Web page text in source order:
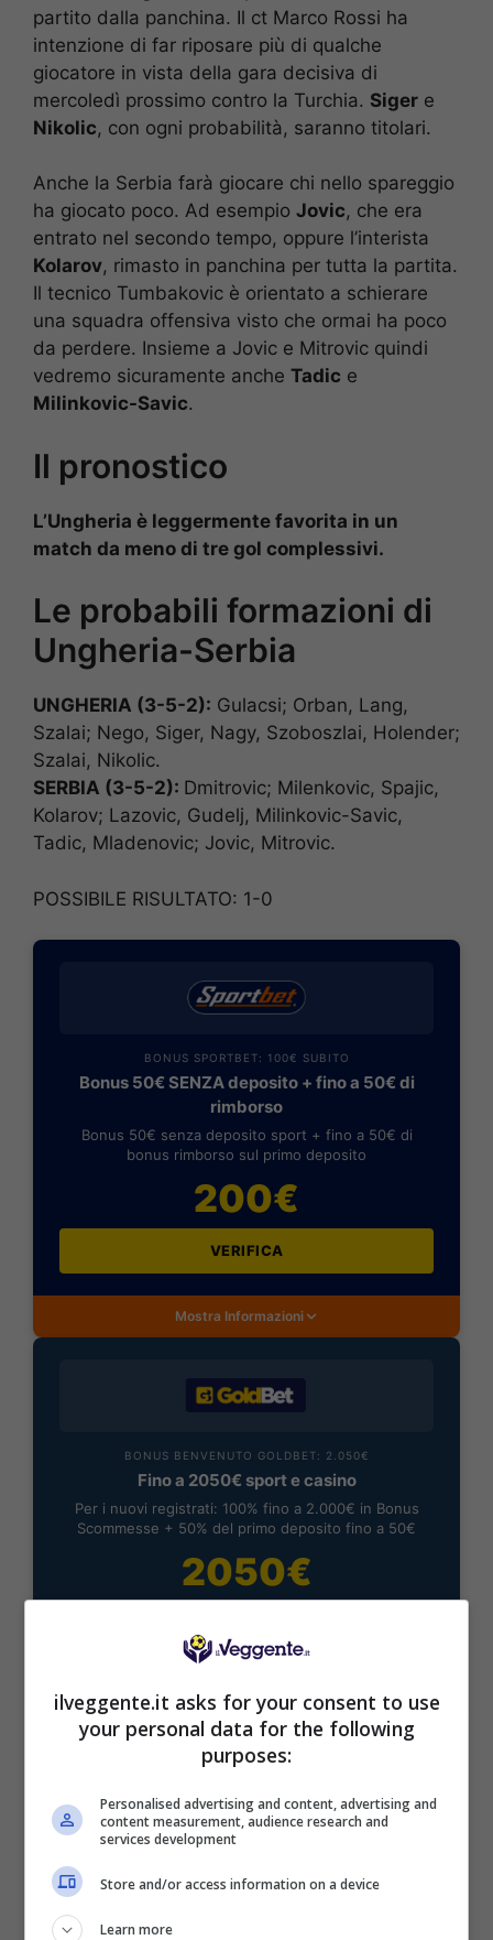
partito dalla panchina. Il ct Marco Rossi ha
intenzione di far riposare più di qualche
giocatore in vista della gara decisiva di
mercoledì prossimo contro la Turchia. Siger e
Nikolic, con ogni probabilità, saranno titolari.
Anche la Serbia farà giocare chi nello spareggio
ha giocato poco. Ad esempio Jovic, che era
entrato nel secondo tempo, oppure l’interista
Kolarov, rimasto in panchina per tutta la partita.
Il tecnico Tumbakovic è orientato a schierare
una squadra offensiva visto che ormai ha poco
da perdere. Insieme a Jovic e Mitrovic quindi
vedremo sicuramente anche Tadic e
Milinkovic-Savic.
Il pronostico
L’Ungheria è leggermente favorita in un
match da meno di tre gol complessivi.
Le probabili formazioni di
Ungheria-Serbia
UNGHERIA (3-5-2): Gulacsi; Orban, Lang,
Szalai; Nego, Siger, Nagy, Szoboszlai, Holender;
Szalai, Nikolic.
SERBIA (3-5-2): Dmitrovic; Milenkovic, Spajic,
Kolarov; Lazovic, Gudelj, Milinkovic-Savic,
Tadic, Mladenovic; Jovic, Mitrovic.
POSSIBILE RISULTATO: 1-0
BONUS SPORTBET: 100€ SUBITO
Bonus 50€ SENZA deposito + fino a 50€ di
rimborso
Bonus 50€ senza deposito sport + fino a 50€ di
bonus rimborso sul primo deposito
200€
VERIFICA
Mostra Informazioni
BONUS BENVENUTO GOLDBET: 2.050€
Fino a 2050€ sport e casino
Per i nuovi registrati: 100% fino a 2.000€ in Bonus
Scommesse + 50% del primo deposito fino a 50€
2050€
BONUS BENVENUTO LOTTOMATICA: 2050€
Fino a 2050€ bonus scommesse e sport
Per i nuovi utenti della piattaforma: 100% fino a 50€ in
ilveggente.it asks for your consent to use
your personal data for the following
purposes:
Personalised advertising and content, advertising and
content measurement, audience research and
services development
Store and/or access information on a device
Learn more